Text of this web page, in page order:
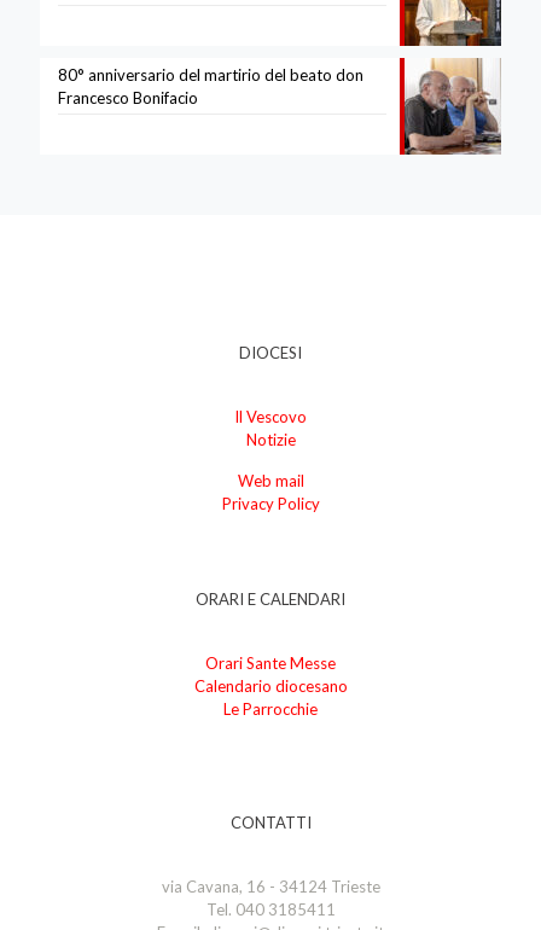
80° anniversario del martirio del beato don
Francesco Bonifacio
DIOCESI
Il Vescovo
Notizie
Web mail
Privacy Policy
ORARI E CALENDARI
Orari Sante Messe
Calendario diocesano
Le Parrocchie
CONTATTI
via Cavana, 16 - 34124 Trieste
Tel. 040 3185411